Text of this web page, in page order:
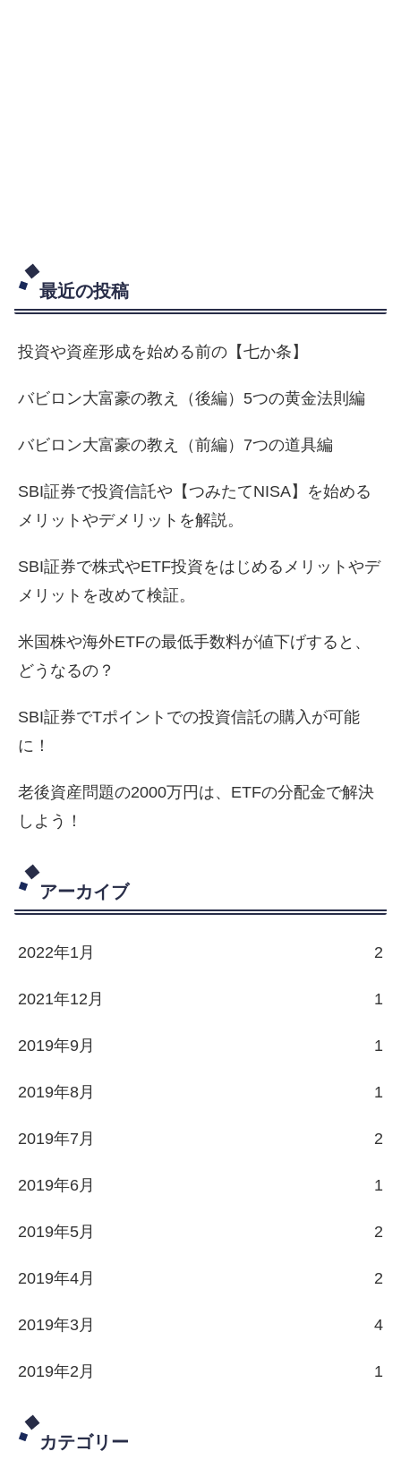
最近の投稿
投資や資産形成を始める前の【七か条】
バビロン大富豪の教え（後編）5つの黄金法則編
バビロン大富豪の教え（前編）7つの道具編
SBI証券で投資信託や【つみたてNISA】を始める
メリットやデメリットを解説。
SBI証券で株式やETF投資をはじめるメリットやデ
メリットを改めて検証。
米国株や海外ETFの最低手数料が値下げすると、
どうなるの？
SBI証券でTポイントでの投資信託の購入が可能
に！
老後資産問題の2000万円は、ETFの分配金で解決
しよう！
アーカイブ
2022年1月 2
2021年12月 1
2019年9月 1
2019年8月 1
2019年7月 2
2019年6月 1
2019年5月 2
2019年4月 2
2019年3月 4
2019年2月 1
カテゴリー